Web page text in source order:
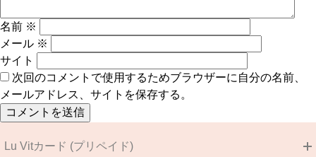
名前 ※
メール ※
サイト
次回のコメントで使用するためブラウザーに自分の名前、
メールアドレス、サイトを保存する。
Lu Vitカード (プリペイド)